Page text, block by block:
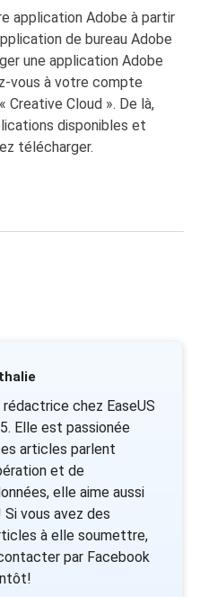
application Adobe à partir
de bureau Adobe
une application Adobe
vous à votre compte
Cloud ». De là,
disponibles et
télécharger.
chez EaseUS
Elle est passionée
articles parlent
et de
elle aime aussi
vous avez des
à elle soumettre,
par Facebook